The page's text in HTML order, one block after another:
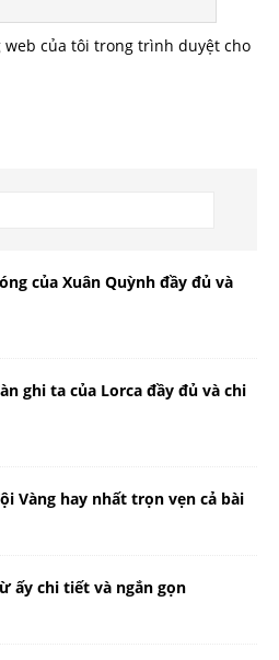
web của tôi trong trình duyệt cho
của Xuân Quỳnh đầy đủ và
ghi ta của Lorca đầy đủ và chi
Vàng hay nhất trọn vẹn cả bài
ấy chi tiết và ngắn gọn